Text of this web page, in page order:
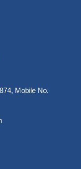
, Mobile No.